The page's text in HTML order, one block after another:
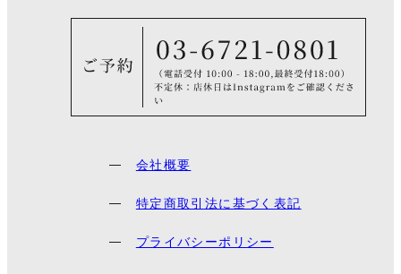
会社概要
特定商取引法に基づく表記
プライバシーポリシー